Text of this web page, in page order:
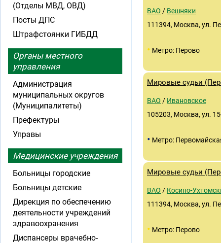
ВАО / Вешняки
111394, Москва, ул.
• Метро: Перово
Мировые судьи
ВАО / Ивановское
105203, Москва, ул.
• Метро:
Мировые судьи
ВАО / Косино-
111394, Москва, ул.
• Метро: Перово
(Отделы МВД, ОВД)
Посты ДПС
Штрафстоянки ГИБДД
Органы местного
управления
Администрация
муниципальных округов
(Муниципалитеты)
Префектуры
Управы
Медицинские учреждения
Больницы городские
Больницы детские
Дирекция по обеспечению
деятельности учреждений
здравоохранения
Диспансеры врачебно-